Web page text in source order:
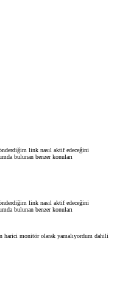
link nasıl aktif edeceğini
bulunan benzer konuları
link nasıl aktif edeceğini
bulunan benzer konuları
harici monitör olarak yamalıyordum dahili